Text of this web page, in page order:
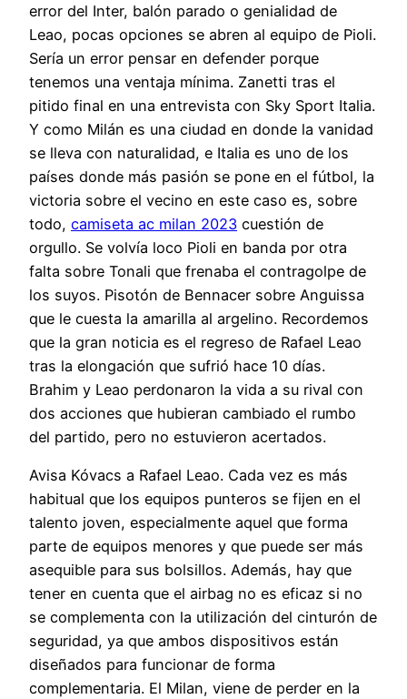
error del Inter, balón parado o genialidad de
Leao, pocas opciones se abren al equipo de Pioli.
Sería un error pensar en defender porque
tenemos una ventaja mínima. Zanetti tras el
pitido final en una entrevista con Sky Sport Italia.
Y como Milán es una ciudad en donde la vanidad
se lleva con naturalidad, e Italia es uno de los
países donde más pasión se pone en el fútbol, la
victoria sobre el vecino en este caso es, sobre
todo, camiseta ac milan 2023 cuestión de
orgullo. Se volvía loco Pioli en banda por otra
falta sobre Tonali que frenaba el contragolpe de
los suyos. Pisotón de Bennacer sobre Anguissa
que le cuesta la amarilla al argelino. Recordemos
que la gran noticia es el regreso de Rafael Leao
tras la elongación que sufrió hace 10 días.
Brahim y Leao perdonaron la vida a su rival con
dos acciones que hubieran cambiado el rumbo
del partido, pero no estuvieron acertados.
Avisa Kóvacs a Rafael Leao. Cada vez es más
habitual que los equipos punteros se fijen en el
talento joven, especialmente aquel que forma
parte de equipos menores y que puede ser más
asequible para sus bolsillos. Además, hay que
tener en cuenta que el airbag no es eficaz si no
se complementa con la utilización del cinturón de
seguridad, ya que ambos dispositivos están
diseñados para funcionar de forma
complementaria. El Milan, viene de perder en la